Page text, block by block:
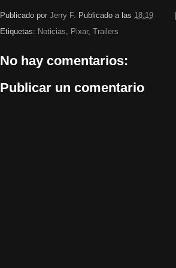
Publicado por Jerry F. Publicado a las 18:19
Etiquetas: Noticias Pixar, Trailers
No hay comentarios:
Publicar un comentario